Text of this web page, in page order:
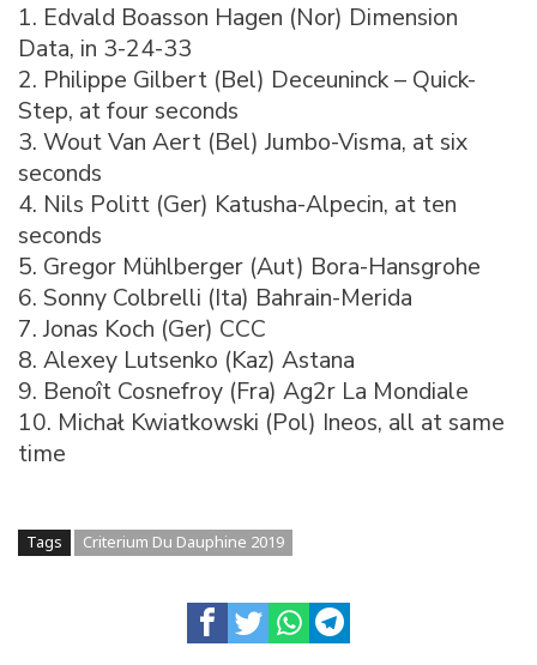
1. Edvald Boasson Hagen (Nor) Dimension
Data, in 3-24-33
2. Philippe Gilbert (Bel) Deceuninck – Quick-
Step, at four seconds
3. Wout Van Aert (Bel) Jumbo-Visma, at six
seconds
4. Nils Politt (Ger) Katusha-Alpecin, at ten
seconds
5. Gregor Mühlberger (Aut) Bora-Hansgrohe
6. Sonny Colbrelli (Ita) Bahrain-Merida
7. Jonas Koch (Ger) CCC
8. Alexey Lutsenko (Kaz) Astana
9. Benoît Cosnefroy (Fra) Ag2r La Mondiale
10. Michał Kwiatkowski (Pol) Ineos, all at same
time
Tags Criterium Du Dauphine 2019